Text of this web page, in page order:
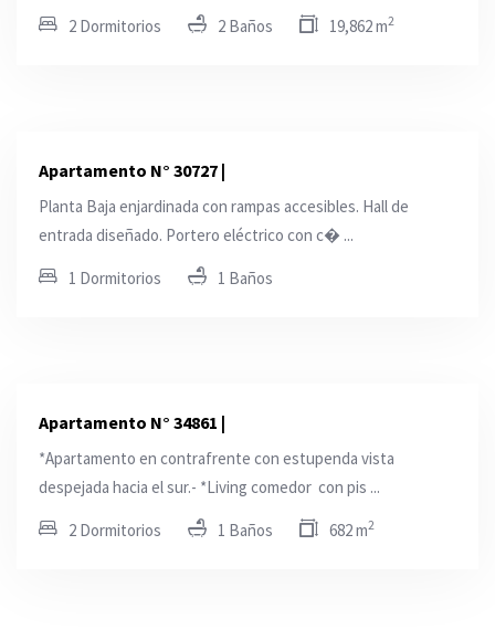
2 Dormitorios 2 Baños 19,862 m2
Apartamento N° 30727 |
Planta Baja enjardinada con rampas accesibles. Hall de
entrada diseñado. Portero eléctrico con c� ...
1 Dormitorios 1 Baños
Apartamento N° 34861 |
*Apartamento en contrafrente con estupenda vista
despejada hacia el sur.- *Living comedor con pis ...
2 Dormitorios 1 Baños 682 m2